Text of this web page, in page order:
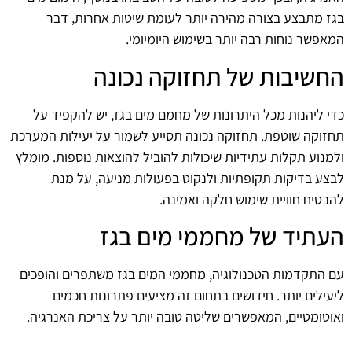
בגז מתבצע בצורה מהירה יותר לעומת שיטות אחרות, דבר
המאפשר נוחות רבה יותר בשימוש היומיומי.
החשיבות של תחזוקה נכונה
כדי ליהנות מכל היתרונות של מחמם מים בגז, יש להקפיד על
תחזוקה שוטפת. תחזוקה נכונה תסייע לשמור על יעילות המערכת
ולמנוע תקלות עתידיות שיכולות להוביל להוצאות נוספות. מומלץ
לבצע בדיקות תקופתיות ולנקוט בפעולות מניעה, על מנת
להבטיח חוויית שימוש חלקה ואמינה.
העתיד של מחממי מים בגז
עם התקדמות הטכנולוגיה, מחממי המים בגז משתפרים והופכים
ליעילים יותר. חידושים בתחום זה מציעים פתרונות חכמים
ואוטומטיים, המאפשרים שליטה טובה יותר על צריכת האנרגיה.